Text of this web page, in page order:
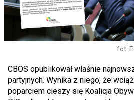
fot.
CBOS opublikował właśnie
partyjnych. Wynika z niego, że
poparciem cieszy się Koalicja